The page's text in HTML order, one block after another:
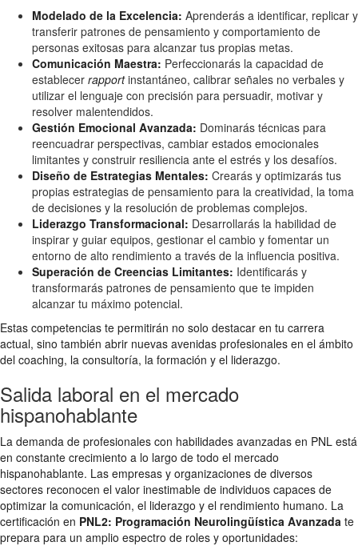
Modelado de la Excelencia: Aprenderás a identificar, replicar y
transferir patrones de pensamiento y comportamiento de
personas exitosas para alcanzar tus propias metas.
Comunicación Maestra: Perfeccionarás la capacidad de
establecer rapportinstantáneo, calibrar señales no verbales y
utilizar el lenguaje con precisión para persuadir, motivar y
resolver malentendidos.
Gestión Emocional Avanzada: Dominarás técnicas para
reencuadrar perspectivas, cambiar estados emocionales
limitantes y construir resiliencia ante el estrés y los desafíos.
Diseño de Estrategias Mentales: Crearás y optimizarás tus
propias estrategias de pensamiento para la creatividad, la toma
de decisiones y la resolución de problemas complejos.
Liderazgo Transformacional: Desarrollarás la habilidad de
inspirar y guiar equipos, gestionar el cambio y fomentar un
entorno de alto rendimiento a través de la influencia positiva.
Superación de Creencias Limitantes: Identificarás y
transformarás patrones de pensamiento que te impiden
alcanzar tu máximo potencial.
Estas competencias te permitirán no solo destacar en tu carrera
actual, sino también abrir nuevas avenidas profesionales en el ámbito
del coaching, la consultoría, la formación y el liderazgo.
Salida laboral en el mercado
hispanohablante
La demanda de profesionales con habilidades avanzadas en PNL está
en constante crecimiento a lo largo de todo el mercado
hispanohablante. Las empresas y organizaciones de diversos
sectores reconocen el valor inestimable de individuos capaces de
optimizar la comunicación, el liderazgo y el rendimiento humano. La
certificación en PNL2: Programación Neurolingüística Avanzada te
prepara para un amplio espectro de roles y oportunidades: